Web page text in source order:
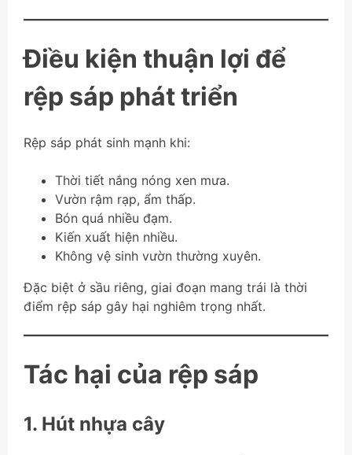
Điều kiện thuận lợi để
rệp sáp phát triển
Rệp sáp phát sinh mạnh khi:
Thời tiết nắng nóng xen mưa.
Vườn rậm rạp, ẩm thấp.
Bón quá nhiều đạm.
Kiến xuất hiện nhiều.
Không vệ sinh vườn thường xuyên.
Đặc biệt ở sầu riêng, giai đoạn mang trái là thời
điểm rệp sáp gây hại nghiêm trọng nhất.
Tác hại của rệp sáp
1. Hút nhựa cây